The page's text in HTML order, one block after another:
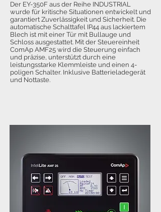
Der EY-350F aus der Reihe INDUSTRIAL
wurde für kritische Situationen entwickelt und
garantiert Zuverlässigkeit und Sicherheit. Die
automatische Schalttafel IP44 aus lackiertem
Blech ist mit einer Tür mit Bullauge und
Schloss ausgestattet. Mit der Steuereinheit
ComAp AMF25 wird die Steuerung einfach
und präzise, unterstützt durch eine
leistungsstarke Klemmleiste und einen 4-
poligen Schalter. Inklusive Batterieladegerät
und Nottaste.